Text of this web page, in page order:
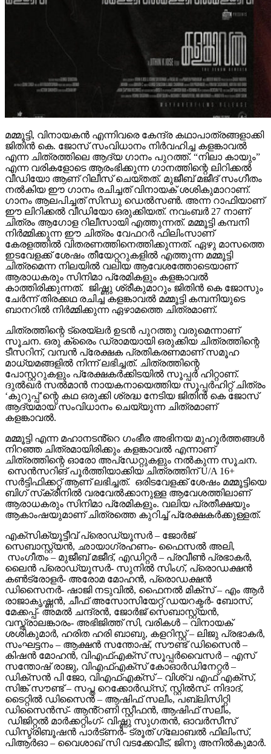
മമ്മൂട്ടി, വിനായകൻ എന്നിവരെ കേന്ദ്ര കഥാപാത്രങ്ങളാക്കി
ജിതിൻ കെ. ജോസ് സംവിധാനം നിർവഹിച്ച കളങ്കാവൽ
എന്ന ചിത്രത്തിലെ ആദ്യ ഗാനം പുറത്ത്. “നിലാ കായും”
എന്ന വരികളോടെ ആരംഭിക്കുന്ന ഗാനത്തിന്റെ ലിറിക്കൽ
വീഡിയോ ആണ് റിലീസ് ചെയ്തത്. മുജീബ് മജീദ് സംഗീതം
നൽകിയ ഈ ഗാനം രചിച്ചത് വിനായക് ശശികുമാറാണ്.
ഗാനം ആലപിച്ചത് സിന്ധു ഡെൽസൺ. അന്ന റാഫിയാണ്
ഈ ലിറിക്കൽ വീഡിയോ ഒരുക്കിയത്. നവംബർ 27 നാണ്
ചിത്രം ആഗോള റിലീസായി എത്തുന്നത്. മമ്മൂട്ടി കമ്പനി
നിർമ്മിക്കുന്ന ഈ ചിത്രം വേഫറർ ഫിലിംസാണ്
കേരളത്തിൽ വിതരണത്തിനെത്തിക്കുന്നത്. ഏഴു മാസത്തെ
ഇടവേളക്ക് ശേഷം തീയേറ്ററുകളിൽ എത്തുന്ന മമ്മൂട്ടി
ചിത്രമെന്ന നിലയിൽ വലിയ ആവേശത്തോടെയാണ്
ആരാധകരും സിനിമാ പ്രേമികളും കളങ്കാവൽ
കാത്തിരിക്കുന്നത്. ജിഷ്ണു ശ്രീകുമാറും ജിതിൻ കെ ജോസും
ചേർന്ന് തിരക്കഥ രചിച്ച കളങ്കാവൽ മമ്മൂട്ടി കമ്പനിയുടെ
ബാനറിൽ നിർമ്മിക്കുന്ന ഏഴാമത്തെ ചിത്രമാണ്.
ചിത്രത്തിന്റെ ട്രെയ്‌ലർ ഉടൻ പുറത്തു വരുമെന്നാണ്
സൂചന. ഒരു ക്രൈം ഡ്രാമയായി ഒരുക്കിയ ചിത്രത്തിന്റെ
ടീസറിന്, വമ്പൻ പ്രേക്ഷക പ്രതികരണമാണ് സമൂഹ
മാധ്യമങ്ങളിൽ നിന്ന് ലഭിച്ചത്. ചിത്രത്തിന്റെ
പോസ്റ്ററുകളും പ്രേക്ഷകർക്കിടയിൽ സൂപ്പർ ഹിറ്റാണ്.
ദുൽഖർ സൽമാൻ നായകനായെത്തിയ സൂപ്പർഹിറ്റ് ചിത്രം
‘കുറുപ്പ്’ന്റെ കഥ ഒരുക്കി ശ്രദ്ധ നേടിയ ജിതിൻ കെ ജോസ്
ആദ്യമായ് സംവിധാനം ചെയ്യുന്ന ചിത്രമാണ്
കളങ്കാവൽ.
മമ്മൂട്ടി എന്ന മഹാനടൻ്റെ ഗംഭീര അഭിനയ മുഹൂർത്തങ്ങൾ
നിറഞ്ഞ ചിത്രമായിരിക്കും കളങ്കാവൽ എന്നാണ്
ചിത്രത്തിന്റെ ഓരോ അപ്‌ഡേറ്റുകളും നൽകുന്ന സൂചന.
സെൻസറിങ് പൂർത്തിയാക്കിയ ചിത്രത്തിന് U/A 16+
സർട്ടിഫിക്കറ്റ് ആണ് ലഭിച്ചത്. ഒരിടവേളക്ക് ശേഷം മമ്മൂട്ടിയെ
ബിഗ് സ്‌ക്രീനിൽ വരവേൽക്കാനുള്ള ആവേശത്തിലാണ്
ആരാധകരും സിനിമാ പ്രേമികളും. വലിയ പ്രതീക്ഷയും
ആകാംഷയുമാണ് ചിത്രത്തെ കുറിച്ച് പ്രേക്ഷകർക്കുള്ളത്.
എക്സിക്യൂട്ടീവ് പ്രൊഡ്യൂസർ – ജോർജ്
സെബാസ്റ്റ്യൻ, ഛായാഗ്രഹണം- ഫൈസൽ അലി,
സംഗീതം – മുജീബ് മജീദ്, എഡിറ്റർ – പ്രവീൺ പ്രഭാകർ,
ലൈൻ പ്രൊഡ്യൂസർ- സുനിൽ സിംഗ്, പ്രൊഡക്ഷൻ
കൺട്രോളർ- അരോമ മോഹൻ, പ്രൊഡക്ഷൻ
ഡിസൈനർ- ഷാജി നടുവിൽ, ഫൈനൽ മിക്സ് – എം ആർ
രാജാകൃഷ്ണൻ, ചീഫ് അസോസിയേറ്റ് ഡയറക്ടർ- ബോസ്,
മേക്കപ്പ്- അമൽ ചന്ദ്രൻ, ജോർജ് സെബാസ്റ്റ്യൻ,
വസ്ത്രാലങ്കാരം- അഭിജിത്ത് സി, വരികൾ – വിനായക്
ശശികുമാർ, ഹരിത ഹരി ബാബു, കളറിസ്റ്റ് – ലിജു പ്രഭാകർ,
സംഘട്ടനം – ആക്ഷൻ സന്തോഷ്, സൗണ്ട് ഡിസൈൻ –
കിഷൻ മോഹൻ, വിഎഫ്എക്സ് സൂപ്പർവൈസർ – എസ്
സന്തോഷ് രാജു, വിഎഫ്എക്സ് കോഓർഡിനേറ്റർ –
ഡിക്സൻ പി ജോ, വിഎഫ്എക്സ് – വിശ്വ എഫ് എക്സ്,
സിങ്ക് സൗണ്ട് – സപ്ത റെക്കോർഡ്സ്, സ്റ്റിൽസ്- നിദാദ്,
ടൈറ്റിൽ ഡിസൈൻ – ആഷിഫ് സലീം, പബ്ലിസിറ്റി
ഡിസൈൻസ്- ആൻ്റണി സ്റ്റീഫൻ, ആഷിഫ് സലീം,
ഡിജിറ്റൽ മാർക്കറ്റിംഗ്- വിഷ്ണു സുഗതൻ, ഓവർസീസ്
ഡിസ്ട്രിബൂഷൻ പാർട്ണർ- ട്രൂത് ഗ്ലോബൽ ഫിലിംസ്,
പിആർഓ – വൈശാഖ് സി വടക്കേവീട്, ജിനു അനിൽകുമാർ.